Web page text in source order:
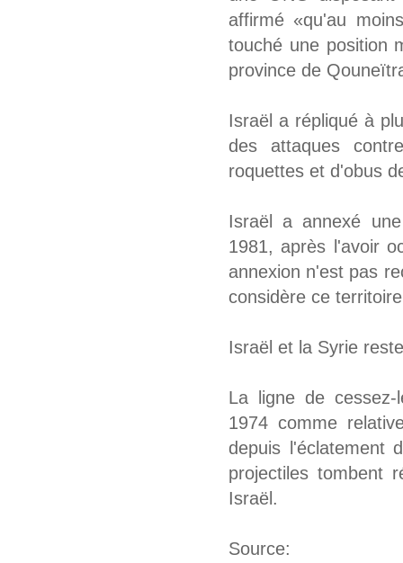
affirmé «qu'au
touché une position
province de
Israël a répliqué à
des attaques
roquettes et d'obus
Israël a annexé
1981, après l'avoir
annexion n'est pas
considère ce
Israël et la Syrie
La ligne de
1974 comme
depuis l'éclatement
projectiles tombent
Israël.
Source: